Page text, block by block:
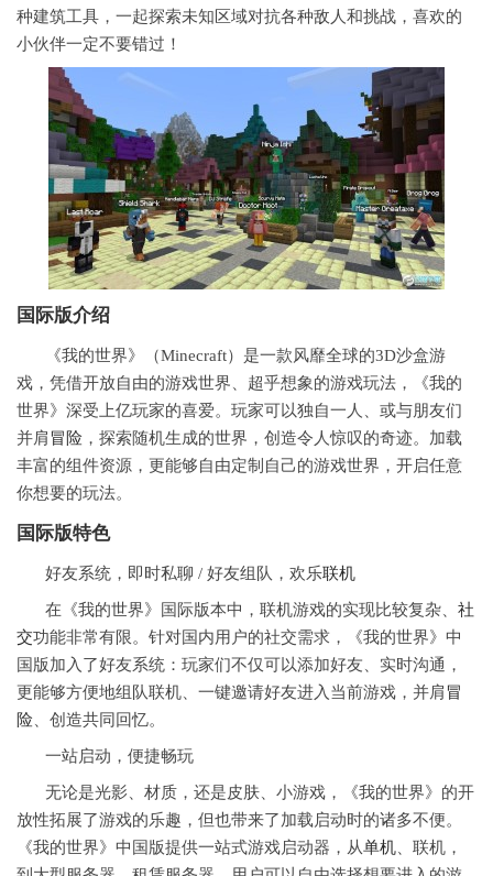
种建筑工具，一起探索未知区域对抗各种敌人和挑战，喜欢的
小伙伴一定不要错过！
国际版介绍
《我的世界》（Minecraft）是一款风靡全球的3D沙盒游
戏，凭借开放自由的游戏世界、超乎想象的游戏玩法，《我的
世界》深受上亿玩家的喜爱。玩家可以独自一人、或与朋友们
并肩 冒险 ，探索随机生成的世界，创造令人惊叹的奇迹。加载
丰富的组件资源，更能够自由定制自己的游戏世界，开启任意
你想要的玩法。
国际版特色
好友系统，即时私聊 / 好友组队，欢乐联机
在《我的世界》国际版本中，联机游戏的实现比较复杂、 社
交功能非常有限。针对国内用户的社交需求，《我的世界》中
国版加入了好友系统：玩家们不仅可以添加好友、实时沟通，
更能够方便地组队联机、一键邀请好友进入当前游戏，并肩 冒
险 、创造共同回忆。
一站启动，便捷畅玩
无论是光影、材质，还是皮肤、小游戏，《我的世界》的开
放性拓展了游戏的乐趣，但也带来了加载启动时的诸多不便。
《我的世界》中国版提供一站式游戏启动器，从单机 、联机，